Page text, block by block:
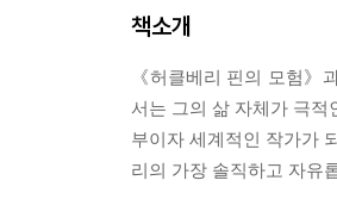
책소개
《허클베리 핀의 모험
서는 그의 삶 자체가 극
부이자 세계적인 작가가
리의 가장 솔직하고 자유